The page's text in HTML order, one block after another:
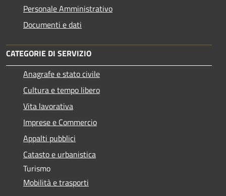
Personale Amministrativo
Documenti e dati
CATEGORIE DI SERVIZIO
Anagrafe e stato civile
Cultura e tempo libero
Vita lavorativa
Imprese e Commercio
Appalti pubblici
Catasto e urbanistica
Turismo
Mobilità e trasporti